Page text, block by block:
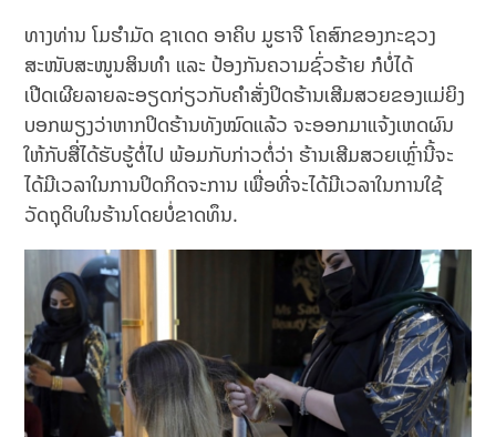
ທາງທ່ານ ໂມຮຳມັດ ຊາເດດ ອາຄິບ ມູຮາຈີ ໂຄສົກຂອງກະຊວງ
ສະໜັບສະໜູນສິນທຳ ແລະ ປ້ອງກັນຄວາມຊົ່ວຮ້າຍ ກໍບໍ່ໄດ້
ເປີດເຜີຍລາຍລະອຽດກ່ຽວກັບຄຳສັ່ງປິດຮ້ານເສີມສວຍຂອງແມ່ຍິງ
ບອກພຽງວ່າຫາກປິດຮ້ານທັງໝົດແລ້ວ ຈະອອກມາແຈ້ງເຫດຜົນ
ໃຫ້ກັບສື່ໄດ້ຮັບຮູ້ຕໍ່ໄປ ພ້ອມກັບກ່າວຕໍ່ວ່າ ຮ້ານເສີມສວຍເຫຼົ່ານີ້ຈະ
ໄດ້ມີເວລາໃນການປິດກິດຈະການ ເພື່ອທີ່ຈະໄດ້ມີເວລາໃນການໃຊ້
ວັດຖຸດິບໃນຮ້ານໂດຍບໍ່ຂາດທຶນ.